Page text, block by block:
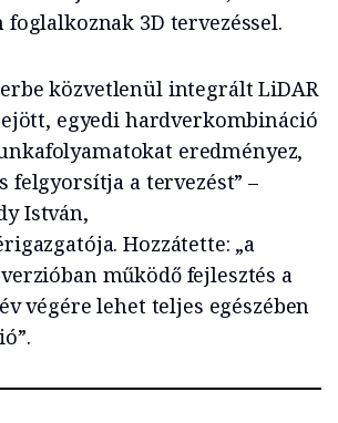
foglalkoznak 3D tervezéssel.
közvetlenül integrált LiDAR
egyedi hardverkombináció
eredményez,
felgyorsítja a tervezést” –
István,
Hozzátette: „a
működő fejlesztés a
végére lehet teljes egészében